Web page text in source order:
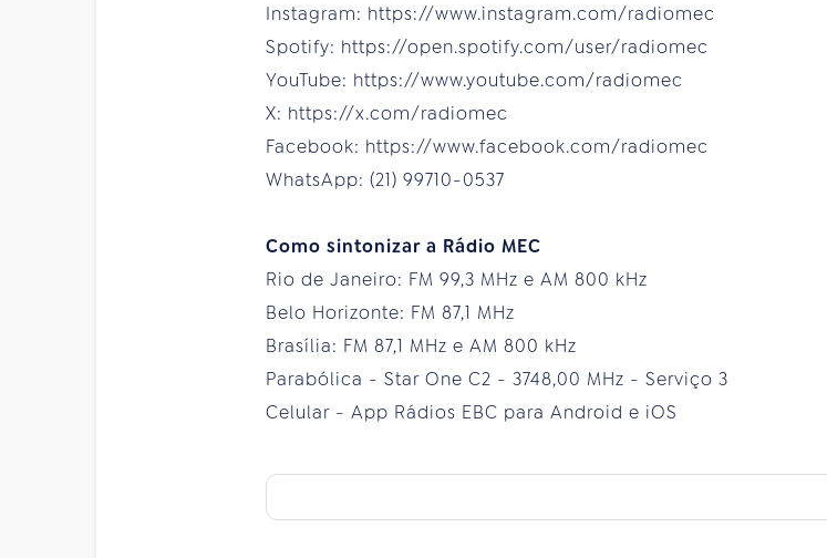
Instagram: https://www.instagram.com/radiomec
Spotify: https://open.spotify.com/user/radiomec
YouTube: https://www.youtube.com/radiomec
X: https://x.com/radiomec
Facebook: https://www.facebook.com/radiomec
WhatsApp: (21) 99710-0537
Como sintonizar a Rádio MEC
Rio de Janeiro: FM 99,3 MHz e AM 800 kHz
Belo Horizonte: FM 87,1 MHz
Brasília: FM 87,1 MHz e AM 800 kHz
Parabólica - Star One C2 - 3748,00 MHz - Serviço 3
Celular - App Rádios EBC para Android e iOS